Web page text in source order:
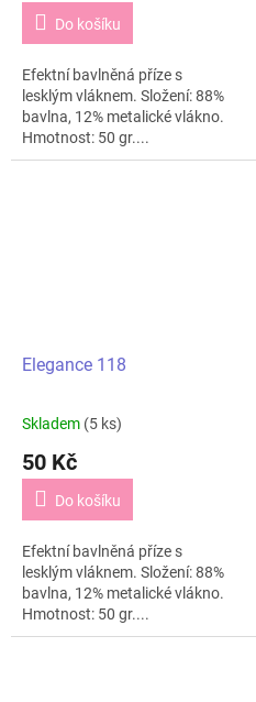
Do košíku
Efektní bavlněná příze s
lesklým vláknem. Složení: 88%
bavlna, 12% metalické vlákno.
Hmotnost: 50 gr....
Elegance 118
Skladem (5 ks)
50 Kč
Do košíku
Efektní bavlněná příze s
lesklým vláknem. Složení: 88%
bavlna, 12% metalické vlákno.
Hmotnost: 50 gr....